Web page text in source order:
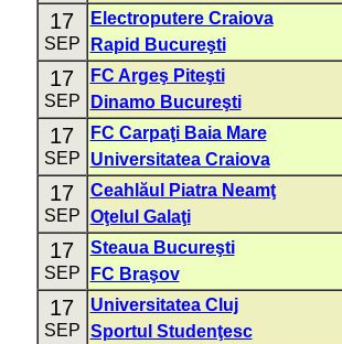
17
SEP
Electroputere Craiova
Rapid Bucureşti
17
SEP
FC Argeş Piteşti
Dinamo Bucureşti
17
SEP
FC Carpaţi Baia Mare
Universitatea Craiova
17
SEP
Ceahlăul Piatra Neamţ
Oţelul Galaţi
17
SEP
Steaua Bucureşti
FC Braşov
17
SEP
Universitatea Cluj
Sportul Studenţesc